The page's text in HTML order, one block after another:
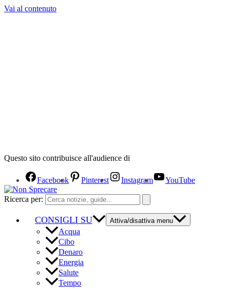
Vai al contenuto
Questo sito contribuisce all'audience di
Facebook Pinterest Instagram YouTube
Ricerca per:
CONSIGLI SU Attiva/disattiva menu
Acqua
Cibo
Denaro
Energia
Salute
Tempo